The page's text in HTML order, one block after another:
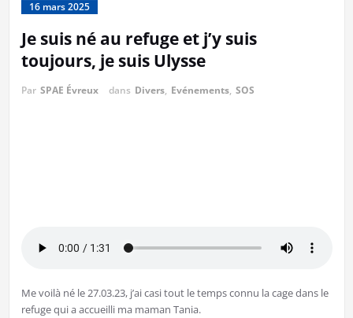
16 mars 2025
Je suis né au refuge et j’y suis
toujours, je suis Ulysse
Par SPAE Évreux dans Divers, Evénements, SOS
Me voilà né le 27.03.23, j’ai casi tout le temps connu la cage dans le
refuge qui a accueilli ma maman Tania.